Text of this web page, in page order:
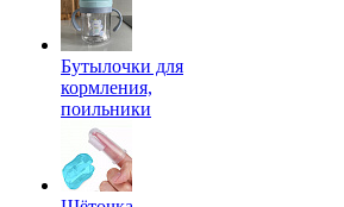
Бутылочки для
кормления,
поильники